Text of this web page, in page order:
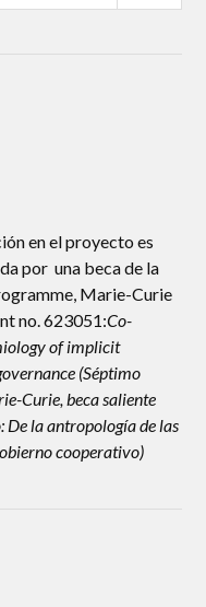
en el proyecto es
por una beca de la
Marie-Curie
no. 623051:Co-
of implicit
(Séptimo
Curie, beca saliente
la antropología de las
cooperativo)